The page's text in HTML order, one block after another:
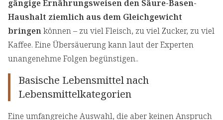
gängige Ernährungsweisen den Säure-Basen-
Haushalt ziemlich aus dem Gleichgewicht
bringenkönnen – zu viel Fleisch, zu viel Zucker, zu viel
Kaffee. Eine Übersäuerung kann laut der Experten
unangenehme Folgen begünstigen..
Basische Lebensmittel nach
Lebensmittelkategorien
Eine umfangreiche Auswahl, die aber keinen Anspruch